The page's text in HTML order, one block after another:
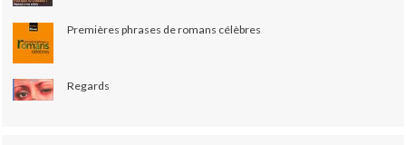
Premières phrases de romans célèbres
Regards